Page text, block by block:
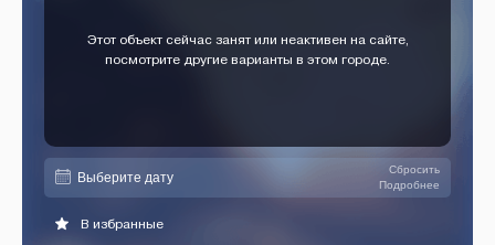
Этот объект сейчас занят или неактивен на сайте,
посмотрите другие варианты в этом городе.
Сбросить
Подробнее
В избранные